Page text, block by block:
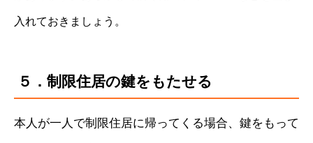
入れておきましょう。
５．制限住居の鍵をもたせる
本人が一人で制限住居に帰ってくる場合、鍵をもって